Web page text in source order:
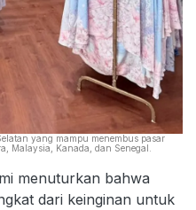
yang mampu menembus pasar
Malaysia, Kanada, dan Senegal.
menuturkan bahwa
dari keinginan untuk